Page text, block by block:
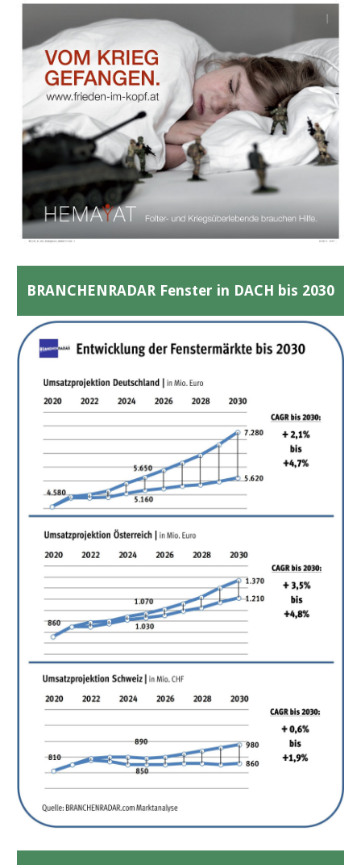
BRANCHENRADAR Fenster in DACH bis 2030